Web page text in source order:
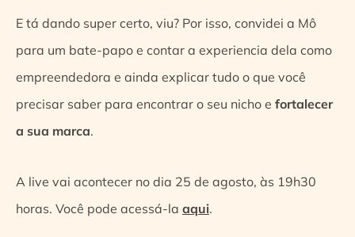
E tá dando super certo, viu? Por isso, convidei a Mô
para um bate-papo e contar a experiencia dela como
empreendedora e ainda explicar tudo o que você
precisar saber para encontrar o seu nicho e fortalecer
a sua marca.
A live vai acontecer no dia 25 de agosto, às 19h30
horas. Você pode acessá-la aqui.